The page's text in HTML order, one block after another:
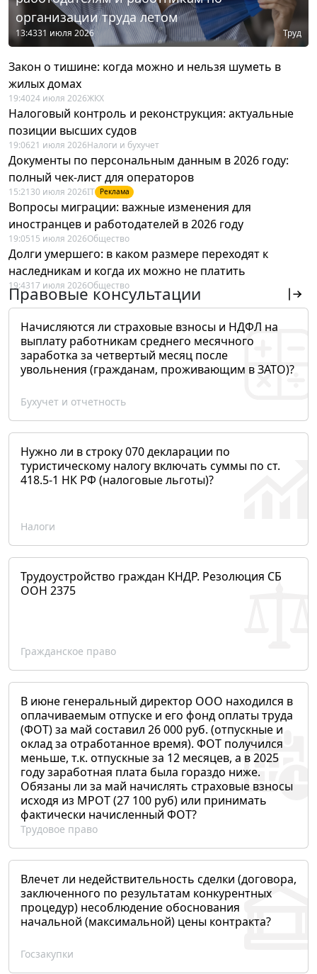
организации труда летом
13:4331 июля 2026 Труд
Закон о тишине: когда можно и нельзя шуметь в
жилых домах
19:4024 июля 2026ЖКХ
Налоговый контроль и реконструкция: актуальные
позиции высших судов
19:0621 июля 2026Налоги и бухучет
Документы по персональным данным в 2026 году:
полный чек-лист для операторов
15:21 30 июля 2026IT Реклама
Вопросы миграции: важные изменения для
иностранцев и работодателей в 2026 году
19:0515 июля 2026Общество
Долги умершего: в каком размере переходят к
наследникам и когда их можно не платить
19:4317 июля 2026Общество
Правовые консультации
Начисляются ли страховые взносы и НДФЛ на
выплату работникам среднего месячного
заработка за четвертый месяц после
увольнения (гражданам, проживающим в ЗАТО)?
Бухучет и отчетность
Нужно ли в строку 070 декларации по
туристическому налогу включать суммы по ст.
418.5-1 НК РФ (налоговые льготы)?
Налоги
Трудоустройство граждан КНДР. Резолюция СБ
ООН 2375
Гражданское право
В июне генеральный директор ООО находился в
оплачиваемым отпуске и его фонд оплаты труда
(ФОТ) за май составил 26 000 руб. (отпускные и
оклад за отработанное время). ФОТ получился
меньше, т.к. отпускные за 12 месяцев, а в 2025
году заработная плата была гораздо ниже.
Обязаны ли за май начислять страховые взносы
исходя из МРОТ (27 100 руб) или принимать
фактически начисленный ФОТ?
Трудовое право
Влечет ли недействительность сделки (договора,
заключенного по результатам конкурентных
процедур) несоблюдение обоснования
начальной (максимальной) цены контракта?
Госзакупки